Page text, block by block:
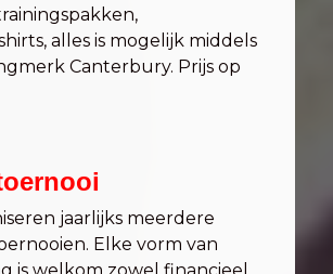
alles is mogelijk middels
Canterbury. Prijs op
jaarlijks meerdere
Elke vorm van